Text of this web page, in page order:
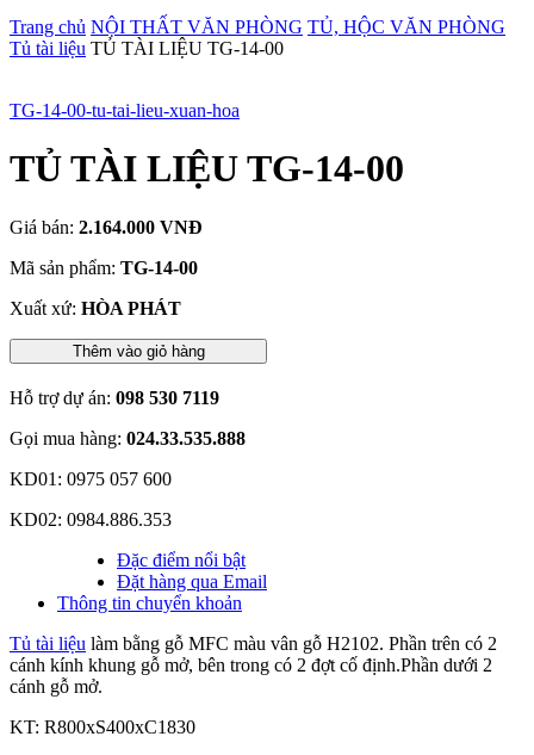
Trang chủ NỘI THẤT VĂN PHÒNG TỦ, HỘC VĂN PHÒNG
Tủ tài liệu TỦ TÀI LIỆU TG-14-00
TG-14-00-tu-tai-lieu-xuan-hoa
TỦ TÀI LIỆU TG-14-00
Giá bán: 2.164.000 VNĐ
Mã sản phẩm: TG-14-00
Xuất xứ: HÒA PHÁT
Thêm vào giỏ hàng
Hỗ trợ dự án: 098 530 7119
Gọi mua hàng: 024.33.535.888
KD01: 0975 057 600
KD02: 0984.886.353
Đặc điểm nổi bật
Đặt hàng qua Email
Thông tin chuyển khoản
Tủ tài liệu làm bằng gỗ MFC màu vân gỗ H2102. Phần trên có 2
cánh kính khung gỗ mở, bên trong có 2 đợt cố định.Phần dưới 2
cánh gỗ mở.
KT: R800xS400xC1830